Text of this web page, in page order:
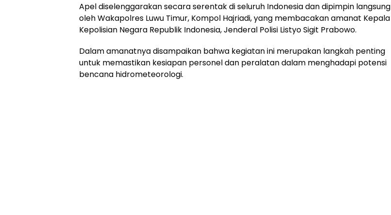
Apel diselenggarakan secara serentak di seluruh Indonesia dan dipimpin langsung
oleh Wakapolres Luwu Timur, Kompol Hajriadi, yang membacakan amanat Kepala
Kepolisian Negara Republik Indonesia, Jenderal Polisi Listyo Sigit Prabowo.
Dalam amanatnya disampaikan bahwa kegiatan ini merupakan langkah penting
untuk memastikan kesiapan personel dan peralatan dalam menghadapi potensi
bencana hidrometeorologi.